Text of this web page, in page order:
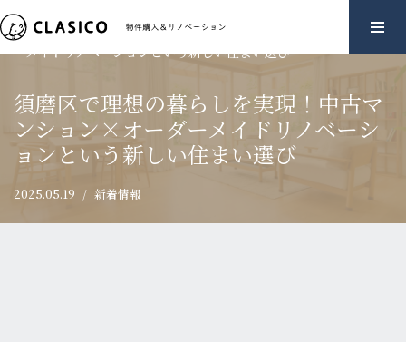
テ
ン
ツ
へ
ス
ホーム»須磨区で理想の暮らしを実現！中古マンション×オーダ
ーメイドリノベーションという新しい住まい選び
須磨区で理想の暮らしを実現！中古マ
ンション×オーダーメイドリノベーシ
ョンという新しい住まい選び
2025.05.19 新着情報